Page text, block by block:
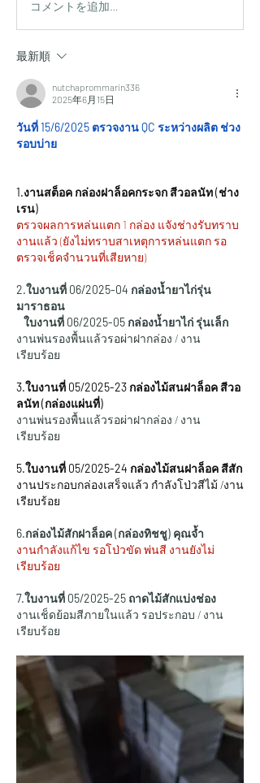
コメントを追加…
最新順
nutchaprommarin336
2025年6月15日
วันที่ 15/6/2025 ตรวจงาน QC ระหว่างผลิต ช่วง
รอบบ่าย
1.งานสต็อค กล่องฝาล็อคกระจก สีวอลนัท (ช่าง
เรน)
ตรวจผลการหล่นแตก 1 กล่อง แจังช่างรับทราบ
งานแล้ว (ยังไม่ทราบสาเหตุการหล่นแตก รอ
ตรวจเช็คจำนวนที่เสียหาย)
2.ใบงานที่ 06/2025-04 กล่องน้ำยาไก่รุ่น
มาราธอน
   ใบงานที่ 06/2025-05 กล่องน้ำยาไก่ รุ่นเล็ก
งานพ่นรองพื้นแล้วรอผ่าฝากล่อง / งาน
เรียบร้อย
3.ใบงานที่ 05/2025-23 กล่องไม้สนฝาล็อค สีวอ
ลนัท (กล่องแผ่นที่)
งานพ่นรองพื้นแล้วรอผ่าฝากล่อง / งาน
เรียบร้อย
5.ใบงานที่ 05/2025-24 กล่องไม้สนฝาล็อค สีสัก
งานประกอบกล่องเสร็จแล้ว กำลังโป่วสีไม้ /งาน
เรียบร้อย
6.กล่องไม้สักฝาล็อค (กล่องทิชชู) คุณจ้ำ
งานกำลังแก้ไข รอโป่วขัด พ่นสี งานยังไม่
เรียบร้อย
7.ใบงานที่ 05/2025-25 ถาดไม้สักแบ่งช่อง
งานเช็ดย้อมสีภายในแล้ว รอประกอบ / งาน
เรียบร้อย